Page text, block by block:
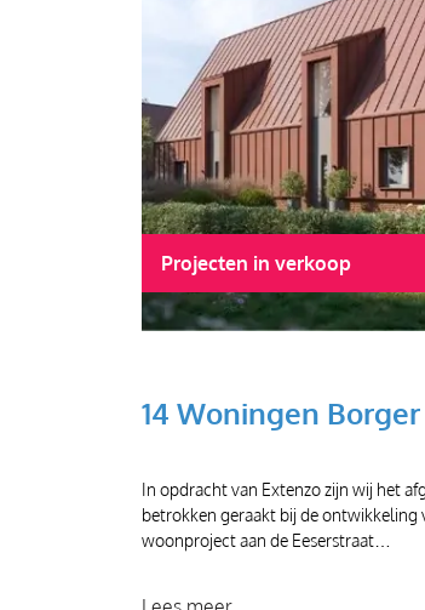
Projecten in verkoop
14 Woningen Borger
In opdracht van Extenzo zijn wij het
betrokken geraakt bij de ontwikkeling
woonproject aan de Eeserstraat…